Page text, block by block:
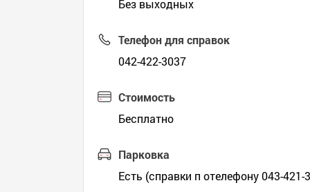
Без выходных
Телефон для справок
042-422-3037
Стоимость
Бесплатно
Парковка
Есть (справки п отелефону 043-421-